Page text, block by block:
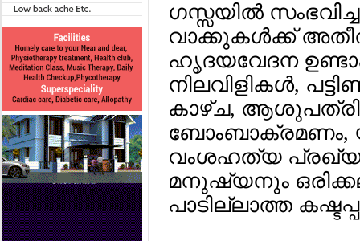
ഗസ്സയില്‍
വാക്കുകള്‍ക്ക്
ഹൃദയവേദന
നിലവിളികള്‍,
കാഴ്ച,
ബോംബാക്രമണം,
വംശഹത്യ
മനുഷ്യനും
പാടില്ലാത്ത